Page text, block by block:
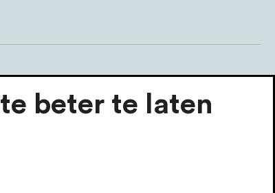
beter te laten